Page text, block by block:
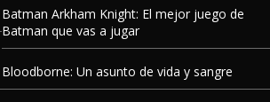
Batman Arkham Knight: El mejor juego de
Batman que vas a jugar
Bloodborne: Un asunto de vida y sangre